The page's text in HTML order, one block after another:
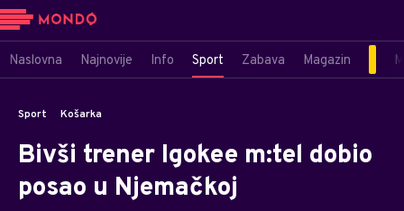
Naslovna Najnovije Info Sport Zabava Magazin
Sport Košarka
Bivši trener Igokee m:tel dobio
posao u Njemačkoj